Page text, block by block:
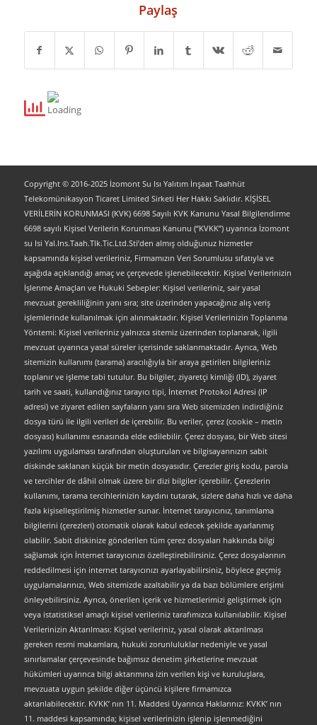
Paylaş
Copyright © 2016-2025 İzomont Su Isı Yalıtım İnşaat Taahhüt
Telekomünikasyon Ticaret Limited Sirketi Her Hakkı Saklıdır. KİŞİSEL
VERİLERİN KORUNMASI (KVK) 6698 Sayılı KVK Kanunu Yasal Bilgilendirme
6698 sayılı Kişisel Verilerin Korunması Kanunu (“KVKK”) uyarınca İzomont
su Isi Yal.Ins.Taah.Tlk.Tic.Ltd.Sti’den almış olduğunuz hizmetler
kapsamında kişisel verileriniz, Firmamızın Veri Sorumlusu sıfatıyla ve
aşağıda açıklandığı amaç ve çerçevede işlenebilecektir. Kişisel Verilerinizin
İşlenme Amaçları ve Hukuki Sebepler: Kişisel verileriniz, sair yasal
mevzuat gerekliliğinin yanı sıra; site üzerinden yapacağınız alış veriş
işlemlerinde kullanılmak için alınmaktadır. Kişisel Verilerinizin Toplanma
Yöntemi: Kişisel verileriniz yalnızca sitemiz üzerinden toplanarak, ilgili
mevzuat uyarınca yasal süreler içerisinde saklanmaktadır. Ayrıca, Web
sitemizin kullanımı (tarama) aracılığıyla bir araya getirilen bilgileriniz
toplanır ve işleme tabi tutulur. Bu bilgiler, ziyaretçi kimliği (ID), ziyaret
tarih ve saati, kullandığınız tarayıcı tipi, İnternet Protokol Adresi (IP
adresi) ve ziyaret edilen sayfaların yanı sıra Web sitemizden indirdiğiniz
dosya türü ile ilgili verileri de içerebilir. Bu veriler, çerez (cookie – metin
dosyası) kullanımı esnasında elde edilebilir. Çerez dosyası, bir Web sitesi
yazılımı uygulaması tarafından oluşturulan ve bilgisayarınızın sabit
diskinde saklanan küçük bir metin dosyasıdır. Çerezler giriş kodu, parola
ve tercihler de dâhil olmak üzere bir dizi bilgiler içerebilir. Çerezlerin
kullanımı, tarama tercihlerinizin kaydını tutarak, sizlere daha hızlı ve daha
fazla kişiselleştirilmiş hizmetler sunar. İnternet tarayıcınız, tanımlama
bilgilerini (çerezleri) otomatik olarak kabul edecek şekilde ayarlanmış
olabilir. Sabit diskinize gönderilen tüm çerez dosyaları hakkında bilgi
sağlamak için İnternet tarayıcınızı özelleştirebilirsiniz. Çerez dosyalarının
reddedilmesi için internet tarayıcınızı ayarlayabilirsiniz, böylece geçmiş
uygulamalarınızı, Web sitemizde azaltabilir ya da bazı bölümlere erişimi
önleyebilirsiniz. Ayrıca, önerilen içerik ve hizmetlerimizi geliştirmek için
veya istatistiksel amaçlı kişisel verileriniz tarafımızca kullanılabilir. Kişisel
Verilerinizin Aktarılması: Kişisel verileriniz, yasal olarak aktarılması
gereken resmi makamlara, hukuki zorunluluklar nedeniyle ve yasal
sınırlamalar çerçevesinde bağımsız denetim şirketlerine mevzuat
hükümleri uyarınca bilgi aktarımına izin verilen kişi ve kuruluşlara,
mevzuata uygun şekilde diğer üçüncü kişilere firmamızca
aktarılabilecektir. KVKK’ nın 11. Maddesi Uyarınca Haklarınız: KVKK’ nın
11. maddesi kapsamında; kişisel verilerinizin işlenip işlenmediğini